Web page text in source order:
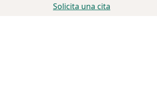
Solicita una cita